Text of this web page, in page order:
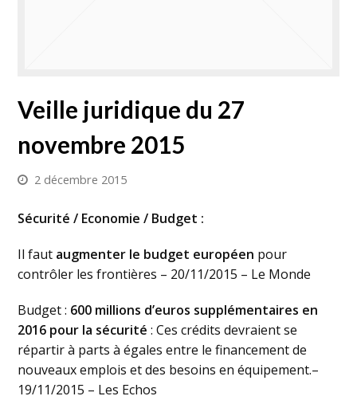
Veille juridique du 27
novembre 2015
2 décembre 2015
Sécurité / Economie / Budget :
Il faut augmenter le budget européen pour
contrôler les frontières – 20/11/2015 – Le Monde
Budget : 600 millions d’euros supplémentaires en
2016 pour la sécurité : Ces crédits devraient se
répartir à parts à égales entre le financement de
nouveaux emplois et des besoins en équipement.–
19/11/2015 – Les Echos